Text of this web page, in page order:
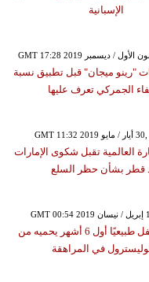
الإسبانية
"رينو ميجان" قبل تطبيق نسبة
الجمركي تعرف عليها
العالمية تقبل شكوى الإمارات
قطر بشأن حظر السلع
إرضاع الطفل طبيعيًا أول 6 أشهر يحميه من
في المراهقة